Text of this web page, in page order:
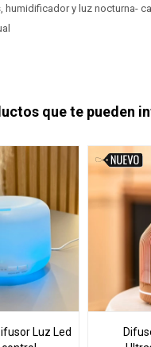
humidificador y luz nocturna-
que te pueden
Luz Led